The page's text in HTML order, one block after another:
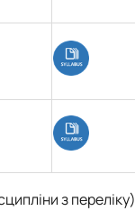
з переліку)